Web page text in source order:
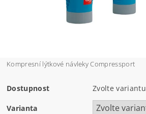
Kompresní lýtkové návleky Compressport
Dostupnost Zvolte variantu
Varianta